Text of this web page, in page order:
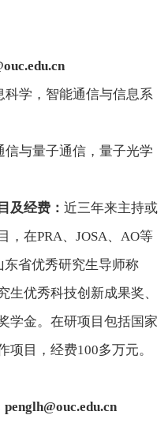
科学，智能通信与信息系
信与量子通信，量子光学
及经费： 近三年来主持或
，在PRA、 JOSA、 AO等
东省优秀研究生导师称
生优秀科技创新成果奖、
学金。在研项目包括国家
项目，经费100多万元。